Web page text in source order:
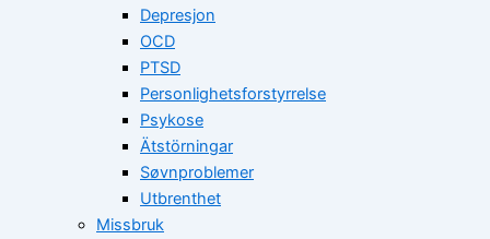
Depresjon
OCD
PTSD
Personlighetsforstyrrelse
Psykose
Ätstörningar
Søvnproblemer
Utbrenthet
Missbruk